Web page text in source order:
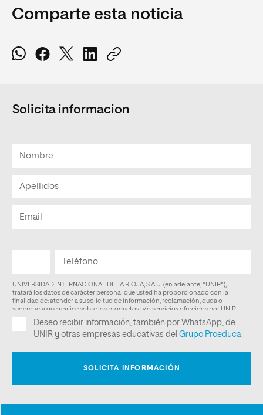
Comparte esta noticia
Solicita informacion